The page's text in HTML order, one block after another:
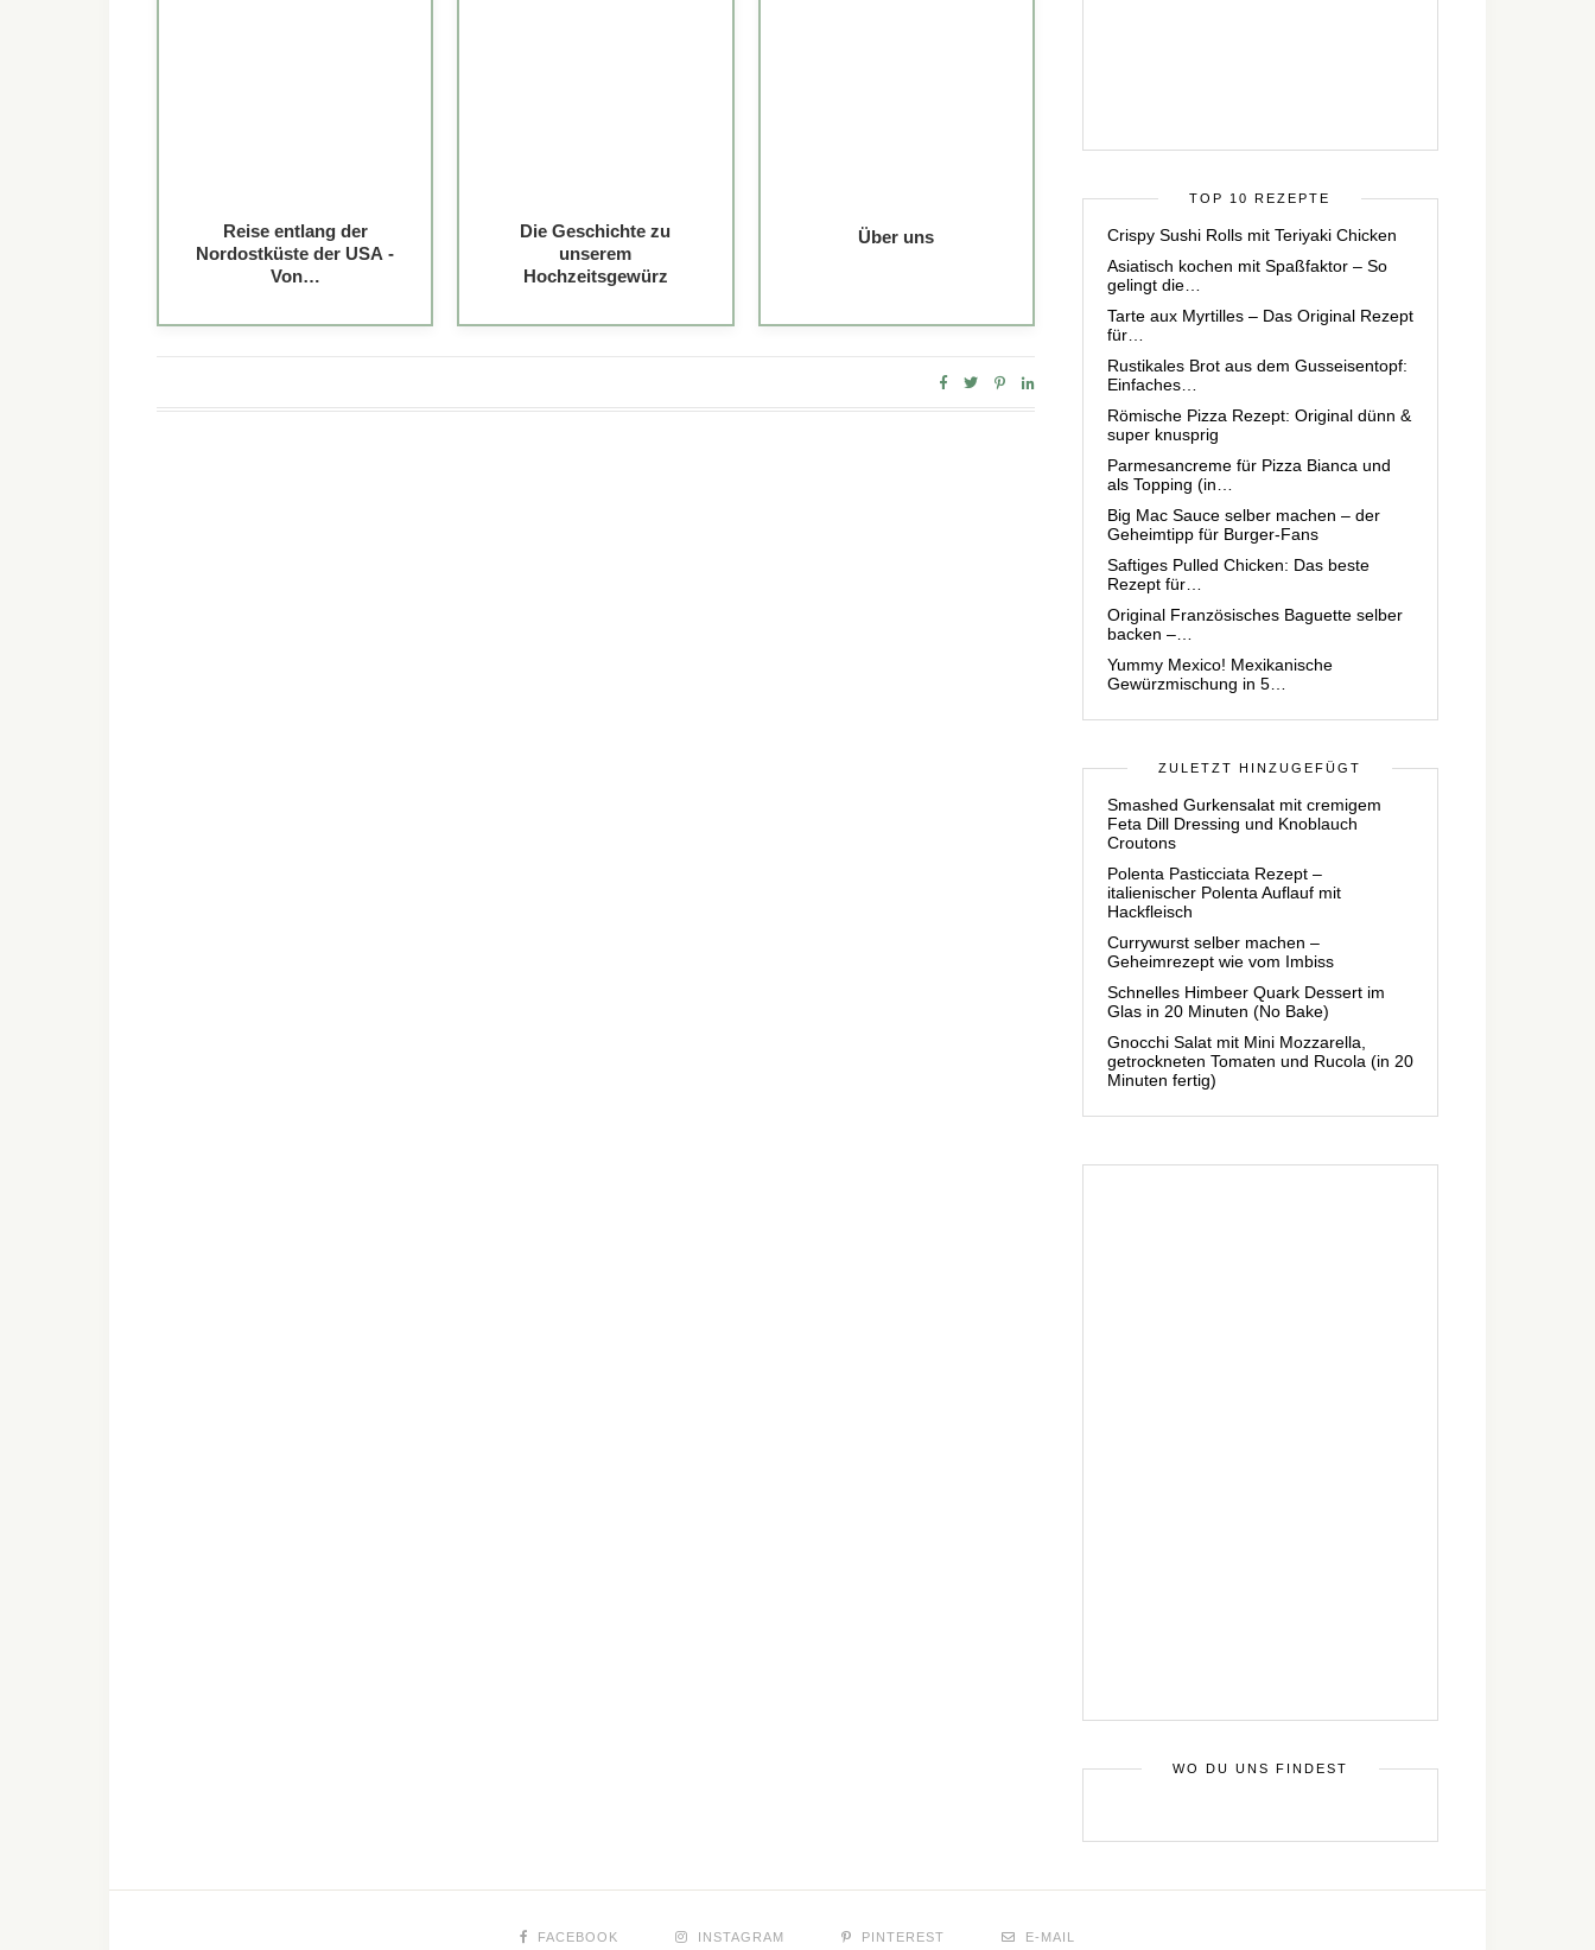
Reise entlang der
Nordostküste der USA -
Von…
Die Geschichte zu
unserem
Hochzeitsgewürz
Über uns
TOP 10 REZEPTE
Crispy Sushi Rolls mit Teriyaki Chicken
Asiatisch kochen mit Spaßfaktor – So
gelingt die…
Tarte aux Myrtilles – Das Original Rezept
für…
Rustikales Brot aus dem Gusseisentopf:
Einfaches…
Römische Pizza Rezept: Original dünn &
super knusprig
Parmesancreme für Pizza Bianca und
als Topping (in…
Big Mac Sauce selber machen – der
Geheimtipp für Burger-Fans
Saftiges Pulled Chicken: Das beste
Rezept für…
Original Französisches Baguette selber
backen –…
Yummy Mexico! Mexikanische
Gewürzmischung in 5…
ZULETZT HINZUGEFÜGT
Smashed Gurkensalat mit cremigem
Feta Dill Dressing und Knoblauch
Croutons
Polenta Pasticciata Rezept –
italienischer Polenta Auflauf mit
Hackfleisch
Currywurst selber machen –
Geheimrezept wie vom Imbiss
Schnelles Himbeer Quark Dessert im
Glas in 20 Minuten (No Bake)
Gnocchi Salat mit Mini Mozzarella,
getrockneten Tomaten und Rucola (in 20
Minuten fertig)
WO DU UNS FINDEST
FACEBOOK INSTAGRAM PINTEREST E-MAIL